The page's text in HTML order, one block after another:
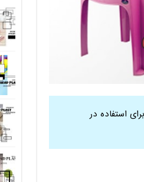
استفاده در